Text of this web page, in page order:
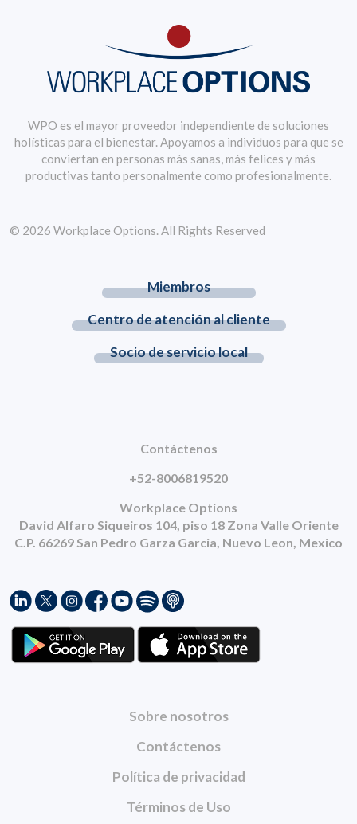
WPO es el mayor proveedor independiente de soluciones
holísticas para el bienestar. Apoyamos a individuos para que se
conviertan en personas más sanas, más felices y más
productivas tanto personalmente como profesionalmente.
Sobre nosotros
Contáctenos
Política de privacidad
Términos de Uso
Miembros
Centro de atención al cliente
Socio de servicio local
Contáctenos
+52-8006819520
Workplace Options
David Alfaro Siqueiros 104, piso 18 Zona Valle Oriente
C.P. 66269 San Pedro Garza Garcia, Nuevo Leon, Mexico
© 2026 Workplace Options. All Rights Reserved